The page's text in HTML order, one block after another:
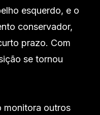
esquerdo, e o
conservador,
prazo. Com
se tornou
monitora outros